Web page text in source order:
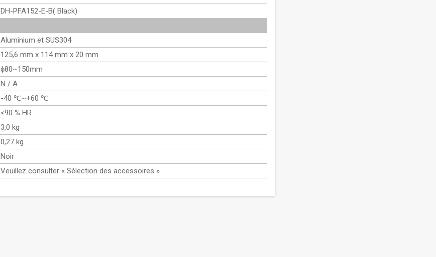
DH-PFA152-E-B( Black)
Aluminium et SUS304
125,6 mm x 114 mm x 20 mm
ɸ80~150mm
N / A
-40 ℃~+60 ℃
<90 % HR
3,0 kg
0,27 kg
Noir
Veuillez consulter « Sélection des accessoires »